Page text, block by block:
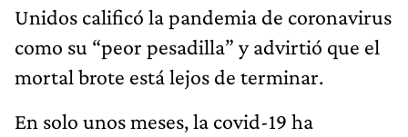
Unidos calificó la pandemia de coronavirus
como su “peor pesadilla” y advirtió que el
mortal brote está lejos de terminar.
En solo unos meses, la covid-19 ha